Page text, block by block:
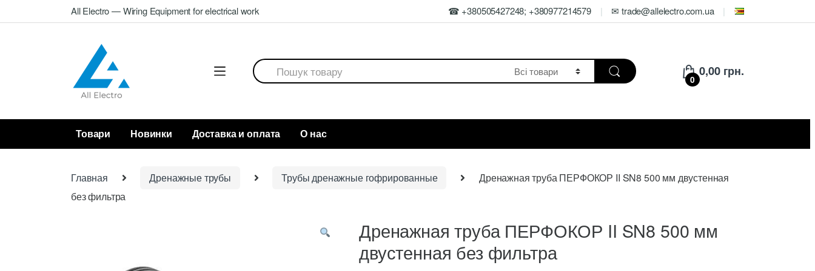
to
to
All Electro — Wiring Equipment for electrical work ☎ +380505427248; +380977214579 ✉ trade@allelectro.com.ua
Search
for:
0
0,00 грн.
Товари Новинки Доставка и оплата О нас
Главная Дренажные трубы Трубы дренажные гофрированные
Дренажная труба ПЕРФОКОР II SN8 500 мм двустенная
без фильтра
Дренажная труба ПЕРФОКОР II SN8 500 мм
двустенная без фильтра